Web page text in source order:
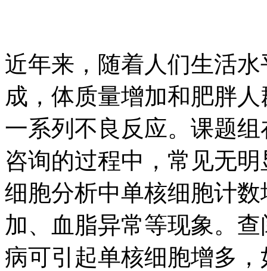
近年来，随着人们生活
成，体质量增加和肥胖
一系列不良反应。课题
咨询的过程中，常见无
细胞分析中单核细胞计
加、血脂异常等现象。
病可引起单核细胞增多